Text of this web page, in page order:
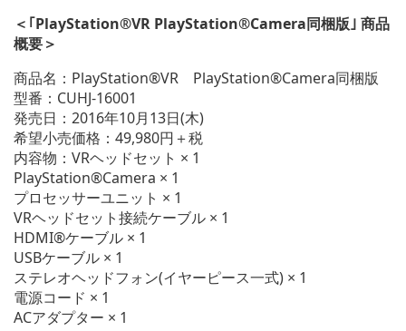
＜｢PlayStation®VR PlayStation®Camera同梱版｣ 商品
概要＞
商品名：PlayStation®VR PlayStation®Camera同梱版
型番：CUHJ-16001
発売日：2016年10月13日(木)
希望小売価格：49,980円＋税
内容物：VRヘッドセット × 1
PlayStation®Camera × 1
プロセッサーユニット × 1
VRヘッドセット接続ケーブル × 1
HDMI®ケーブル × 1
USBケーブル × 1
ステレオヘッドフォン(イヤーピース一式) × 1
電源コード × 1
ACアダプター × 1